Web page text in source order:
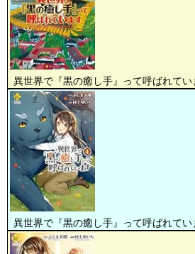
異世界で『黒の癒し手』って呼ばれて
異世界で『黒の癒し手』って呼ばれて